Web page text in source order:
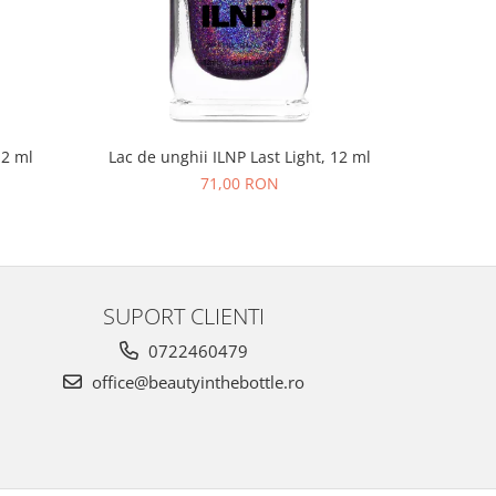
ml
Lac de unghii ILNP Last Light, 12 ml
71,00 RON
SUPORT CLIENTI
0722460479
office@beautyinthebottle.ro